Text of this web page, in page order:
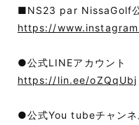
■NS23 par NissaGolf
https://
●公式LINEアカウント
https://lin.ee/oZQqUbj
●公式You tubeチャン